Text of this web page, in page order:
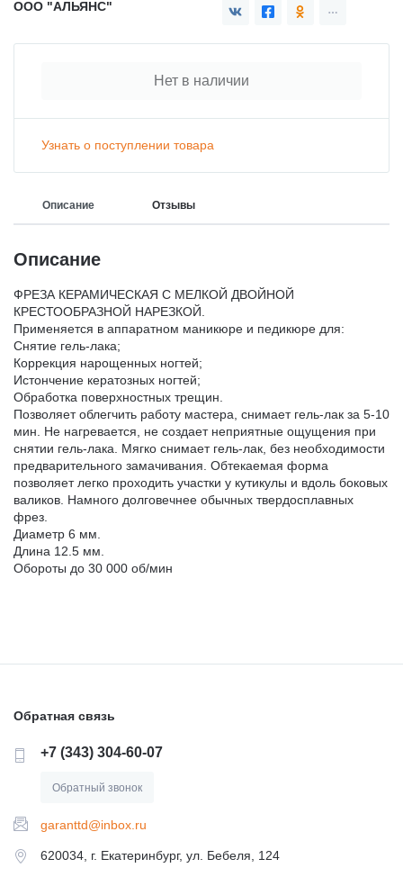
АКСЕССУАРЫ И ПРИНАДЛЕЖНОСТИ
МАТЕРИАЛЫ ЛЕЧЕБНЫЕ
МАТЕРИАЛЫ ДЛЯ ХИРУРГИИ
МАТЕРИАЛЫ ДЛЯ ПРОФИЛАКТИКИ КАРИЕСА
МАТЕРИАЛЫ ДЛЯ ОТБЕЛИВАНИЯ ЗУБОВ
МАТЕРИАЛЫ ДЛЯ ОРТОПЕДИИ
ДЕЗИНФИЦИРУЮЩИЕ СРЕДСТВА,
АНТИСЕПТИКИ
ПОЛИРЫ ДЛЯ ПОЛИРОВАНИЯ, ШЛИФОВАНИЯ
РЕСТАВРАЦИЙ
РЕСТАВРАЦИЙ
СЛЕПКОВ
ГИПСЫ ДЕНТАЛЬНЫЕ ДЛЯ МОДЕЛЕЙ
ОПРЕДЕЛЕНИЯ ОККЛЮЗИИ
МАТЕРИАЛ ДЛЯ ПОЛИРОВАНИЯ ПРОТЕЗОВ Б/С
КОМПОЗИТ ЗУБОТЕХНИЧЕСКИЙ
ОБОРУДОВАНИЕ И ЗАПАСНЫЕ ЧАСТИ
ЛИТЕЙНОЕ ОБОРУДОВАНИЕ / ИНСТРУМЕНТЫ
АРТИКУЛЛЯТОРЫ, ОККЛЮДАТОРЫ
CAD/CAM
ООО "АЛЬЯНС"
Нет в наличии
Узнать о поступлении товара
Описание Отзывы
Описание
ФРЕЗА КЕРАМИЧЕСКАЯ С МЕЛКОЙ ДВОЙНОЙ
КРЕСТООБРАЗНОЙ НАРЕЗКОЙ.
Применяется в аппаратном маникюре и педикюре для:
Снятие гель-лака;
Коррекция нарощенных ногтей;
Истончение кератозных ногтей;
Обработка поверхностных трещин.
Позволяет облегчить работу мастера, снимает гель-лак за 5-10
мин. Не нагревается, не создает неприятные ощущения при
снятии гель-лака. Мягко снимает гель-лак, без необходимости
предварительного замачивания. Обтекаемая форма
позволяет легко проходить участки у кутикулы и вдоль боковых
валиков. Намного долговечнее обычных твердосплавных
фрез.
Диаметр 6 мм.
Длина 12.5 мм.
Обороты до 30 000 об/мин
Обратная связь
+7 (343) 304-60-07
Обратный звонок
garanttd@inbox.ru
620034, г. Екатеринбург, ул. Бебеля, 124